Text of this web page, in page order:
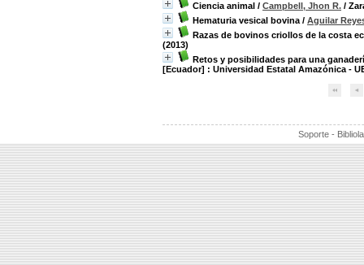
Ciencia animal / Campbell, Jhon R. /
Hematuria vesical bovina / Aguilar
Razas de bovinos criollos de la costa
(2013)
Retos y posibilidades para una
[Ecuador] : Universidad Estatal Amazónica -
Soporte -